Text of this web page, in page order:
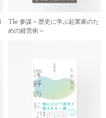
The 参謀 – 歴史に学ぶ起業家のた
めの経営術 –